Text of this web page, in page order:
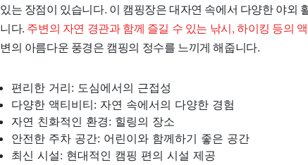
있는 장점이 있습니다. 이 캠핑장은 대자연 속에서 다양한 야외
니다. 주변의 자연 경관과 함께 즐길 수 있는 낚시, 하이킹 등의
변의 아름다운 풍경은 캠핑의 정수를 느끼게 해줍니다.
편리한 거리: 도심에서의 근접성
다양한 액티비티: 자연 속에서의 다양한 경험
자연 친화적인 환경: 힐링의 장소
안전한 주차 공간: 어린이와 함께하기 좋은 공간
최신 시설: 현대적인 캠핑 편의 시설 제공